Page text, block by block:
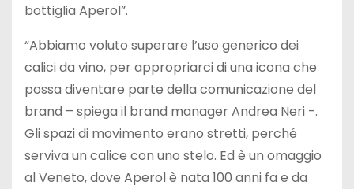
bottiglia Aperol”.
“Abbiamo voluto superare l’uso generico dei
calici da vino, per appropriarci di una icona che
possa diventare parte della comunicazione del
brand – spiega il brand manager Andrea Neri -.
Gli spazi di movimento erano stretti, perché
serviva un calice con uno stelo. Ed è un omaggio
al Veneto, dove Aperol è nata 100 anni fa e da